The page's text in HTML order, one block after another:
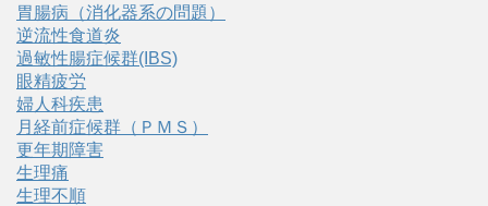
胃腸病（消化器系の問題）
逆流性食道炎
過敏性腸症候群(IBS)
眼精疲労
婦人科疾患
月経前症候群（ＰＭＳ）
更年期障害
生理痛
生理不順